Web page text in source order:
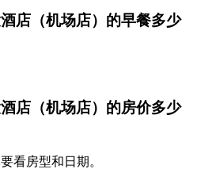
店（机场店）的早餐多少
店（机场店）的房价多少
看房型和日期。